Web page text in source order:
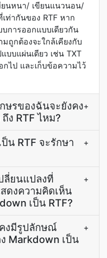
ยนหนา/ เขียนแนวนอน/
ท่ากันของ RTF หาก
การออกแบบเดียวกัน
กต้องจะใกล้เคียงกับ
บบแผ่นเดียว เช่น TXT
ไป และเก็บข้อความไว้
ษรของฉันจะยังคง
ง RTF ไหม?
+
น RTF จะรักษา
+
ลี่ยนแปลงที่
ดงความคิดเห็น
เป็น RTF?
+
งมีรูปลักษณ์
Markdown เป็น
+